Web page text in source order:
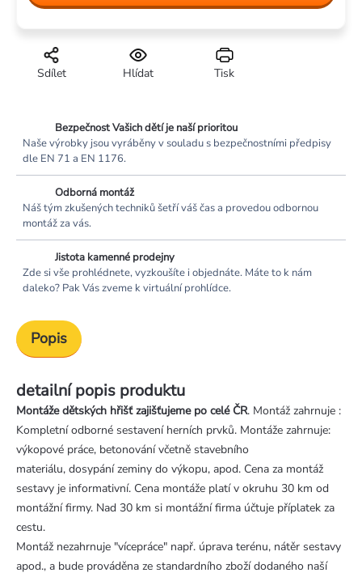
Tisk
Hlídat
Sdílet
Bezpečnost Vašich dětí je naší prioritou
Naše výrobky jsou vyráběny v souladu s bezpečnostními předpisy
dle EN 71 a EN 1176.
Odborná montáž
Náš tým zkušených techniků šetří váš čas a provedou odbornou
montáž za vás.
Jistota kamenné prodejny
Zde si vše prohlédnete, vyzkoušíte i objednáte. Máte to k nám
daleko? Pak Vás zveme k virtuální prohlídce.
Popis
detailní popis produktu
Montáže dětských hřišť zajišťujeme po celé ČR. Montáž zahrnuje :
Kompletní odborné sestavení herních prvků. Montáže zahrnuje:
výkopové práce, betonování včetně stavebního
materiálu, dosypání zeminy do výkopu, apod. Cena za montáž
sestavy je informativní. Cena montáže platí v okruhu 30 km od
montážní firmy. Nad 30 km si montážní firma účtuje příplatek za
cestu.
Montáž nezahrnuje "vícepráce" např. úprava terénu, nátěr sestavy
apod., a bude prováděna ze standardního zboží dodaného naší